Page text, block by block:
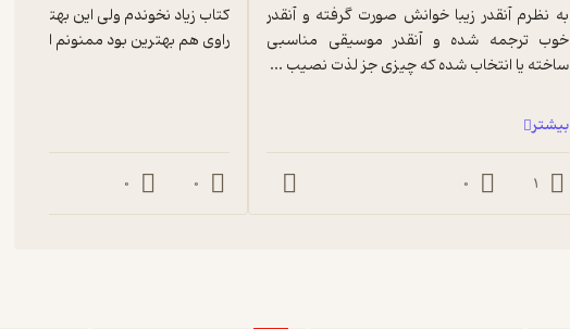
ساخته یا انتخاب شده که چیزی جز لذت نصیب ...
بیشتر
1
0
راوی هم بهترین بود ممنونم ازش.
0
0